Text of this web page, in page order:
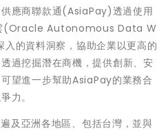
應商聯款通(AsiaPay)透過使用
(Oracle Autonomous Data W
的資料洞察，協助企業以更高的
過挖掘潛在商機，提供創新、安
望進一步幫助AsiaPay的業務合
力。
及亞洲各地區、包括台灣，並與